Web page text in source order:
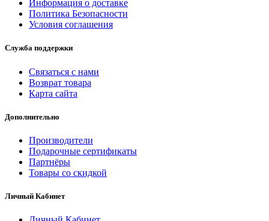
Информация о доставке
Политика Безопасности
Условия соглашения
Служба поддержки
Связаться с нами
Возврат товара
Карта сайта
Дополнительно
Производители
Подарочные сертификаты
Партнёры
Товары со скидкой
Личный Кабинет